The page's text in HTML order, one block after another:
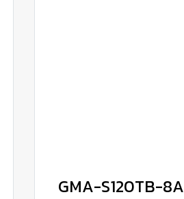
GMA-S120TB-8A